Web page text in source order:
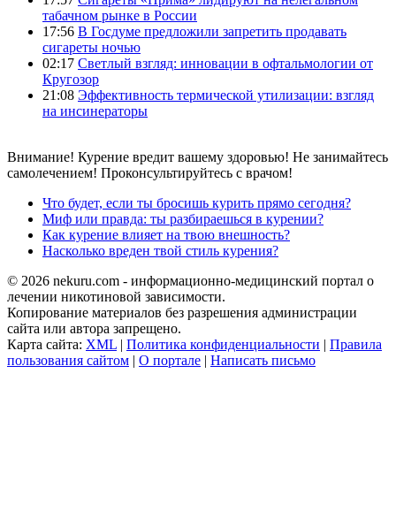
табачном рынке в России
17:56 В Госдуме предложили запретить продавать
сигареты ночью
02:17 Светлый взгляд: инновации в офтальмологии от
Кругозор
21:08 Эффективность термической утилизации: взгляд
на инсинераторы
Внимание! Курение вредит вашему здоровью! Не занимайтесь
самолечением! Проконсультируйтесь с врачом!
Что будет, если ты бросишь курить прямо сегодня?
Миф или правда: ты разбираешься в курении?
Как курение влияет на твою внешность?
Насколько вреден твой стиль курения?
© 2026 nekuru.com - информационно-медицинский портал о
лечении никотиновой зависимости.
Копирование материалов без разрешения администрации
сайта или автора запрещено.
Карта сайта: XML | Политика конфиденциальности | Правила
пользования сайтом | О портале | Написать письмо